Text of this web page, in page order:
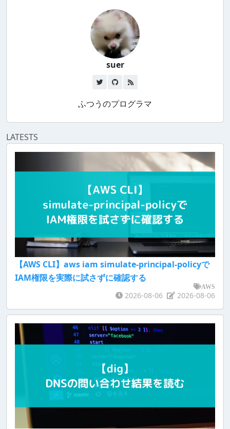
suer
ふつうのプログラマ
LATESTS
【AWS CLI】aws iam simulate-principal-policyで
IAM権限を実際に試さずに確認する
AWS
2026-08-06 2026-08-06